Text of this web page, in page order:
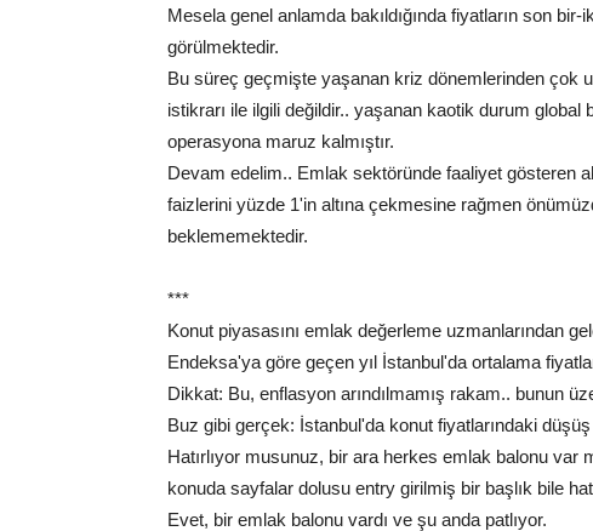
Mesela genel anlamda bakıldığında fiyatların son
görülmektedir.
Bu süreç geçmişte yaşanan kriz dönemlerinden çok
istikrarı ile ilgili değildir.. yaşanan kaotik durum
operasyona maruz kalmıştır.
Devam edelim.. Emlak sektöründe faaliyet gösteren
faizlerini yüzde 1'in altına çekmesine rağmen
beklememektedir.
***
Konut piyasasını emlak değerleme uzmanlarından
Endeksa'ya göre geçen yıl İstanbul'da ortalama
Dikkat: Bu, enflasyon arındılmamış rakam.. bunun
Buz gibi gerçek: İstanbul'da konut fiyatlarındaki
Hatırlıyor musunuz, bir ara herkes emlak balonu var
konuda sayfalar dolusu entry girilmiş bir başlık bile
Evet, bir emlak balonu vardı ve şu anda patlıyor.